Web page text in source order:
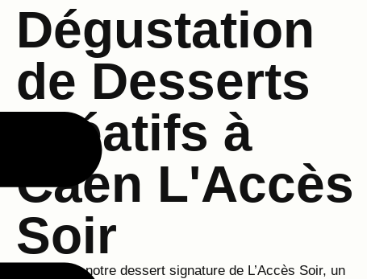
Dégustation
de Desserts
Créatifs à
Caen L'Accès
Soir
Découvrez notre dessert signature de L’Accès Soir, un